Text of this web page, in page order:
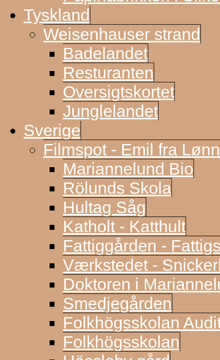
Tyskland
Weisenhauser strand
Badelandet
Resturanten
Oversigtskortet
Junglelandet
Sverige
Filmspot - Emil fra
Mariannelund Bio
Rölunds Skola
Hultag Såg
Katholt - Katthult
Fattiggården -
Værkstedet -
Doktoren i
Smedjegården
Folkhögsskolan
Folkhögsskolan